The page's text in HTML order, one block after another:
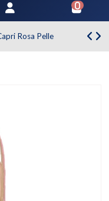
0
Rosa Pelle